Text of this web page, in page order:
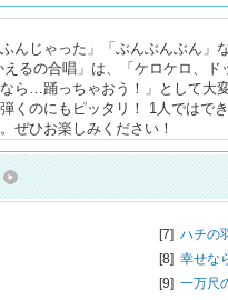
んじゃった」「ぶんぶんぶん
るの合唱」は、「ケロケロ、
ら…踊っちゃおう！」として
くのにもピッタリ！ 1人ではで
ぜひお楽しみください！
[7] ハチの
[8] 幸せな
[9] 一万尺